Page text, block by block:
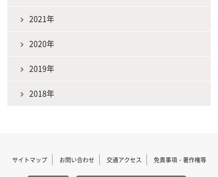
2021年
2020年
2019年
2018年
サイトマップ お問い合わせ 交通アクセス 免責事項・著作権等